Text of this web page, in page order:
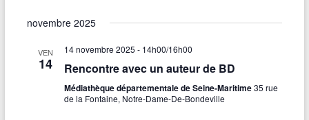
novembre 2025
VEN
14
14 novembre 2025 - 14h00/16h00
Rencontre avec un auteur de BD
Médiathèque départementale de Seine-Maritime35 rue
de la Fontaine, Notre-Dame-De-Bondeville